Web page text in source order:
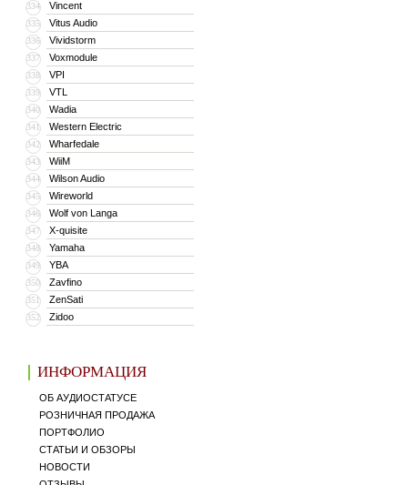
334 Vincent
335 Vitus Audio
336 Vividstorm
337 Voxmodule
338 VPI
339 VTL
340 Wadia
341 Western Electric
342 Wharfedale
343 WiiM
344 Wilson Audio
345 Wireworld
346 Wolf von Langa
347 X-quisite
348 Yamaha
349 YBA
350 Zavfino
351 ZenSati
352 Zidoo
ИНФОРМАЦИЯ
ОБ АУДИОСТАТУСЕ
РОЗНИЧНАЯ ПРОДАЖА
ПОРТФОЛИО
СТАТЬИ И ОБЗОРЫ
НОВОСТИ